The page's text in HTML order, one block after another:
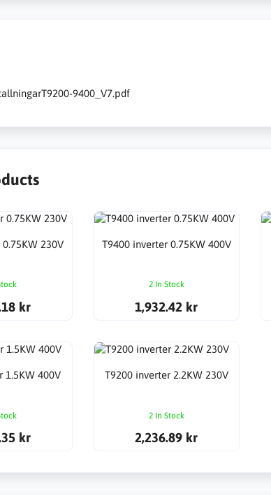
9400_V7.pdf
230V
kr
T9400 inverter 0.75KW 400V
2 In Stock
1,932.42 kr
1.5KW 400V
kr
T9200 inverter 2.2KW 230V
2 In Stock
2,236.89 kr